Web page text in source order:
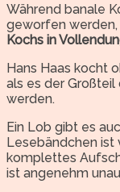
Während banale
geworfen
Kochs in
Hans Haas kocht
als es der
werden.
Ein Lob gibt es
Lesebändchen ist
komplettes
ist angenehm